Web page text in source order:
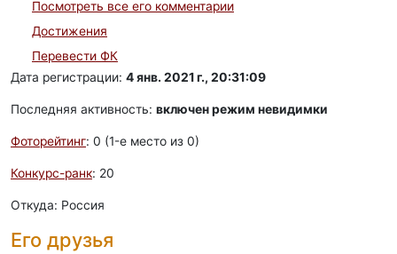
Посмотреть все его комментарии
Достижения
Перевести ФК
Дата регистрации: 4 янв. 2021 г., 20:31:09
Последняя активность: включен режим невидимки
Фоторейтинг: 0 (1-e место из 0)
Конкурс-ранк: 20
Откуда: Россия
Его друзья